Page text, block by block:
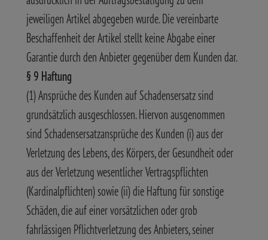
jeweiligen Artikel abgegeben wurde. Die vereinbarte
Beschaffenheit der Artikel stellt keine Abgabe einer
Garantie durch den Anbieter gegenüber dem Kunden dar.
§ 9 Haftung
(1) Ansprüche des Kunden auf Schadensersatz sind
grundsätzlich ausgeschlossen. Hiervon ausgenommen
sind Schadensersatzansprüche des Kunden (i) aus der
Verletzung des Lebens, des Körpers, der Gesundheit oder
aus der Verletzung wesentlicher Vertragspflichten
(Kardinalpflichten) sowie (ii) die Haftung für sonstige
Schäden, die auf einer vorsätzlichen oder grob
fahrlässigen Pflichtverletzung des Anbieters, seiner